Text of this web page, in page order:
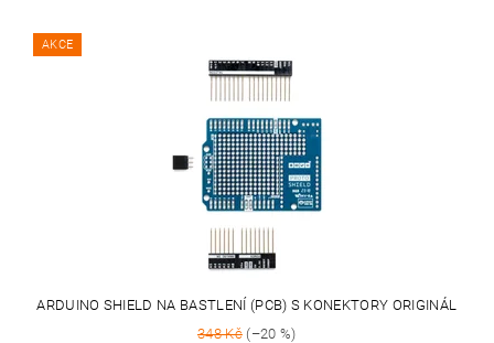
AKCE
ARDUINO SHIELD NA BASTLENÍ (PCB) S KONEKTORY ORIGINÁL
348 Kč(–20 %)